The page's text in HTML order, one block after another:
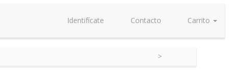
Identifícate Contacto Carrito